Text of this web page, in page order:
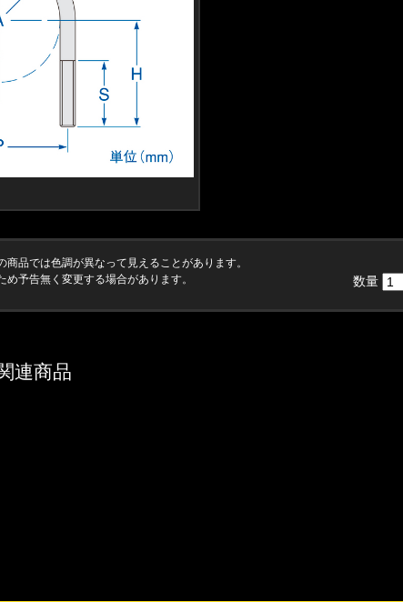
数量
品では色調が異なって見えることがあります。
予告無く変更する場合があります。
連商品